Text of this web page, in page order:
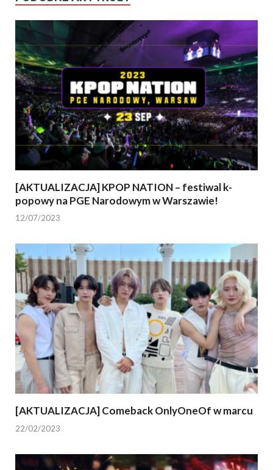
[AKTUALIZACJA] KPOP NATION – festiwal k-
popowy na PGE Narodowym w Warszawie!
12/07/2023
[AKTUALIZACJA] Comeback OnlyOneOf w marcu
22/02/2023